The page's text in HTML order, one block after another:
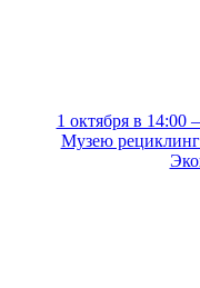
1 октября в 14:00
Музею